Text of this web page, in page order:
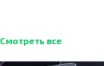
Смотреть все